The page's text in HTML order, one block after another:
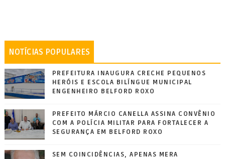
NOTÍCIAS POPULARES
PREFEITURA INAUGURA CRECHE PEQUENOS
HERÓIS E ESCOLA BILÍNGUE MUNICIPAL
ENGENHEIRO BELFORD ROXO
PREFEITO MÁRCIO CANELLA ASSINA CONVÊNIO
COM A POLÍCIA MILITAR PARA FORTALECER A
SEGURANÇA EM BELFORD ROXO
SEM COINCIDÊNCIAS, APENAS MERA